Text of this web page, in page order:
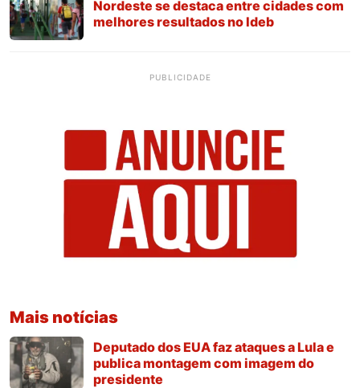
Nordeste se destaca entre cidades com
melhores resultados no Ideb
PUBLICIDADE
Mais notícias
Deputado dos EUA faz ataques a Lula e
publica montagem com imagem do
presidente